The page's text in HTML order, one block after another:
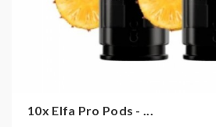
Produkt erhalten.
Zusammenfassend lässt sich
Erlebnis herausholen möchten. Mit
10x Elfa Pro Pods - ...